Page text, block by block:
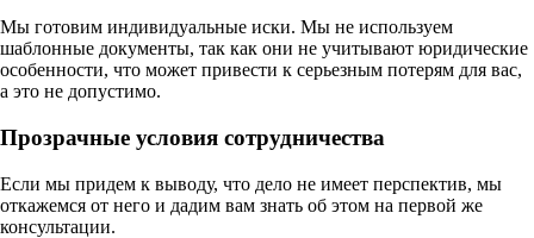
Мы готовим индивидуальные иски. Мы не используем
шаблонные документы, так как они не учитывают юридические
особенности, что может привести к серьезным потерям для вас,
а это не допустимо.
Прозрачные условия сотрудничества
Если мы придем к выводу, что дело не имеет перспектив, мы
откажемся от него и дадим вам знать об этом на первой же
консультации.